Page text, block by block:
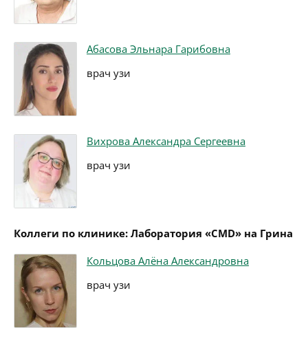
Абасова Эльнара Гарибовна
врач узи
Вихрова Александра Сергеевна
врач узи
Коллеги по клинике: Лаборатория «CMD» на Грина
Кольцова Алёна Александровна
врач узи